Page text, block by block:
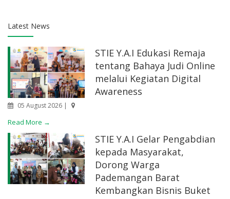
Latest News
STIE Y.A.I Edukasi Remaja
tentang Bahaya Judi Online
melalui Kegiatan Digital
Awareness
05 August 2026 |
Read More →
STIE Y.A.I Gelar Pengabdian
kepada Masyarakat,
Dorong Warga
Pademangan Barat
Kembangkan Bisnis Buket